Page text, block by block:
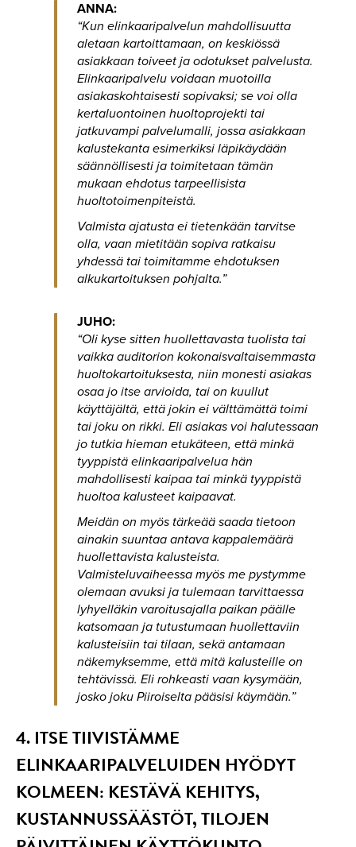
ANNA:
“Kun elinkaaripalvelun mahdollisuutta
aletaan kartoittamaan, on keskiössä
asiakkaan toiveet ja odotukset palvelusta.
Elinkaaripalvelu voidaan muotoilla
asiakaskohtaisesti sopivaksi; se voi olla
kertaluontoinen huoltoprojekti tai
jatkuvampi palvelumalli, jossa asiakkaan
kalustekanta esimerkiksi läpikäydään
säännöllisesti ja toimitetaan tämän
mukaan ehdotus tarpeellisista
huoltotoimenpiteistä.
Valmista ajatusta ei tietenkään tarvitse
olla, vaan mietitään sopiva ratkaisu
yhdessä tai toimitamme ehdotuksen
alkukartoituksen pohjalta.”
JUHO:
“Oli kyse sitten huollettavasta tuolista tai
vaikka auditorion kokonaisvaltaisemmasta
huoltokartoituksesta, niin monesti asiakas
osaa jo itse arvioida, tai on kuullut
käyttäjältä, että jokin ei välttämättä toimi
tai joku on rikki. Eli asiakas voi halutessaan
jo tutkia hieman etukäteen, että minkä
tyyppistä elinkaaripalvelua hän
mahdollisesti kaipaa tai minkä tyyppistä
huoltoa kalusteet kaipaavat.
Meidän on myös tärkeää saada tietoon
ainakin suuntaa antava kappalemäärä
huollettavista kalusteista.
Valmisteluvaiheessa myös me pystymme
olemaan avuksi ja tulemaan tarvittaessa
lyhyelläkin varoitusajalla paikan päälle
katsomaan ja tutustumaan huollettaviin
kalusteisiin tai tilaan, sekä antamaan
näkemyksemme, että mitä kalusteille on
tehtävissä. Eli rohkeasti vaan kysymään,
josko joku Piiroiselta pääsisi käymään.”
4. ITSE TIIVISTÄMME
ELINKAARIPALVELUIDEN HYÖDYT
KOLMEEN: KESTÄVÄ KEHITYS,
KUSTANNUSSÄÄSTÖT, TILOJEN